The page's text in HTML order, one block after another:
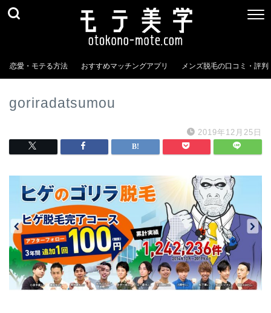
恋愛・モテる方法 おすすめマッチングアプリ メンズ脱毛の口コミ・評判
goriradatsumou
2019年12月25日